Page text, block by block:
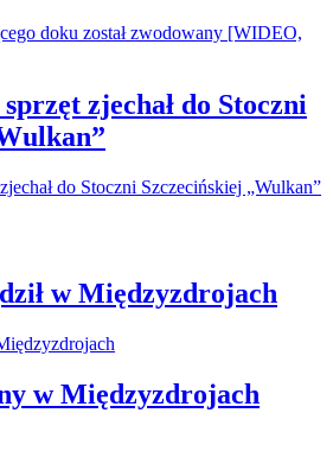
zjechał do Stoczni
w Międzyzdrojach
w Międzyzdrojach